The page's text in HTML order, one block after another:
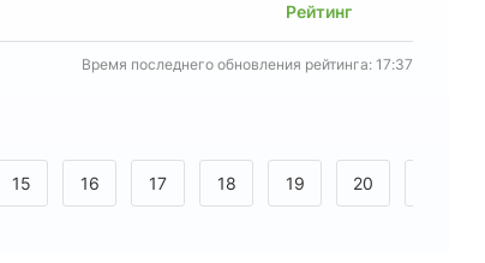
Рейтинг
Время последнего обновления рейтинга: 17:37
15 16 17 18 19 20